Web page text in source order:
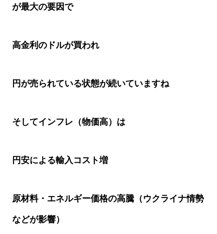
が最大の要因で
高金利のドルが買われ
円が売られている状態が続いていますね
そしてインフレ（物価高）は
円安による輸入コスト増
原材料・エネルギー価格の高騰（ウクライナ情勢
などが影響）